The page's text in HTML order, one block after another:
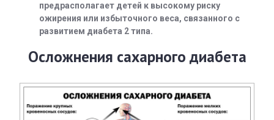
предрасполагает детей к высокому риску
ожирения или избыточного веса, связанного с
развитием диабета 2 типа.
Осложнения сахарного диабета